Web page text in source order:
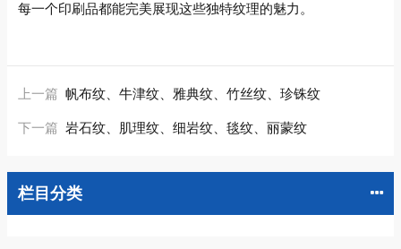
每一个印刷品都能完美展现这些独特纹理的魅力。
上一篇 帆布纹、牛津纹、雅典纹、竹丝纹、珍铢纹
下一篇 岩石纹、肌理纹、细岩纹、毯纹、丽蒙纹
栏目分类